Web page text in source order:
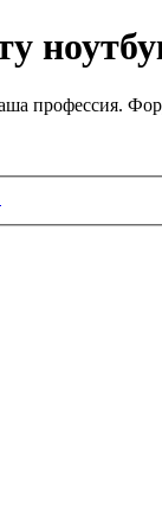
профессия.